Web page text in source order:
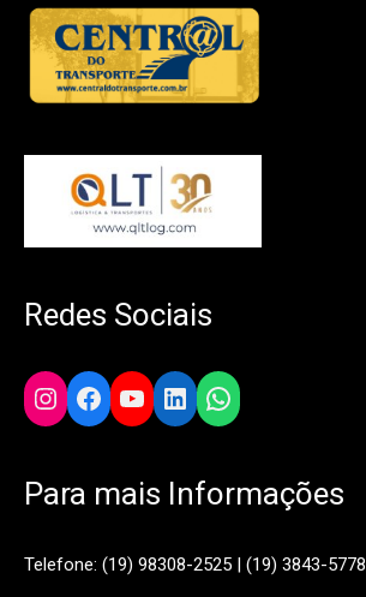
Redes Sociais
Instagram
Facebook
YouTube
LinkedIn
WhatsApp
Para mais Informações
Telefone: (19) 98308-2525 | (19) 3843-5778